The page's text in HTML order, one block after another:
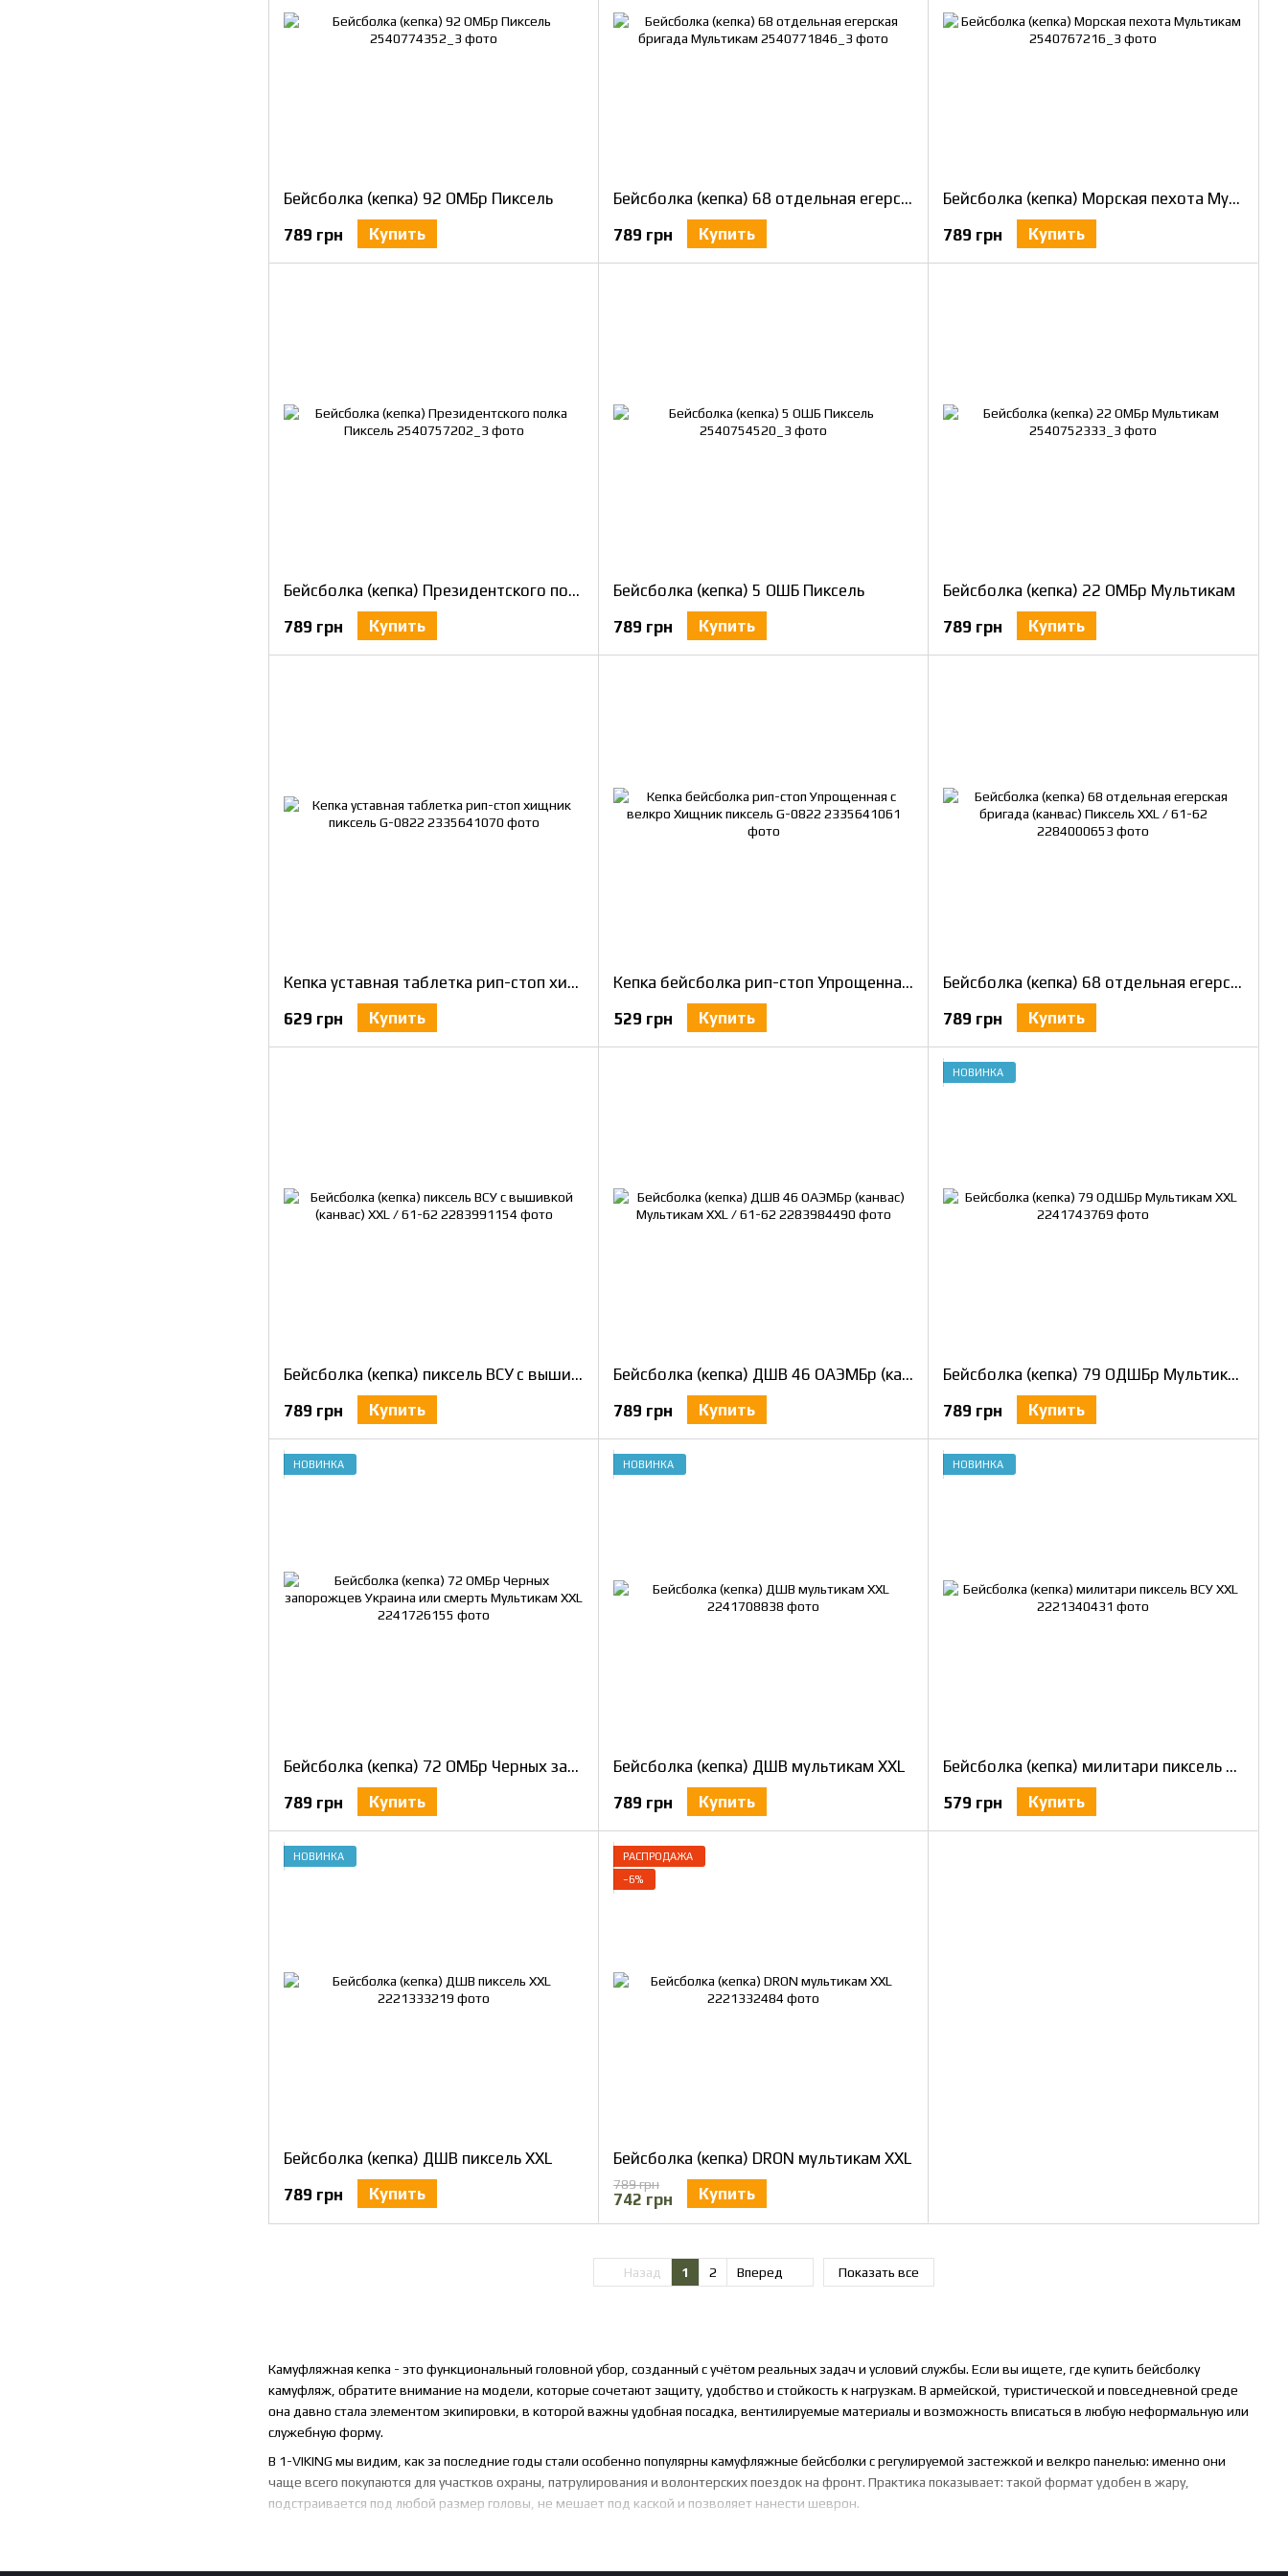
Камуфляжная кепка - это функциональный головной убор, созданный с учётом реальных задач и условий службы. Если вы ищете, где купить бейсболку
камуфляж, обратите внимание на модели, которые сочетают защиту, удобство и стойкость к нагрузкам. В армейской, туристической и повседневной среде
она давно стала элементом экипировки, в которой важны удобная посадка, вентилируемые материалы и возможность вписаться в любую неформальную или
служебную форму.
В 1-VIKING мы видим, как за последние годы стали особенно популярны камуфляжные бейсболки с регулируемой застежкой и велкро панелью: именно они
чаще всего покупаются для участков охраны, патрулирования и волонтерских поездок на фронт. Практика показывает: такой формат удобен в жару,
подстраивается под любой размер головы, не мешает под каской и позволяет нанести шеврон.
Не каждая кепка в зелёно-коричневых тонах - камуфляжная. Хаки, койот и олива - это однотонные расцветки, подходящие для униформы. Камуфляж - это
Бейсболка (кепка) 92 ОМБр Пиксель
789 грн
Купить
Бейсболка (кепка) 68 отдельная егерская бригада Мультикам
789 грн
Купить
Бейсболка (кепка) Морская пехота Мультикам
789 грн
Купить
Бейсболка (кепка) Президентского полка Пиксель
789 грн
Купить
Бейсболка (кепка) 5 ОШБ Пиксель
789 грн
Купить
Бейсболка (кепка) 22 ОМБр Мультикам
789 грн
Купить
Кепка уставная таблетка рип-стоп хищник пиксель G-0822
629 грн
Купить
Кепка бейсболка рип-стоп Упрощенная с велкро Хищник пиксель G-0822
529 грн
Купить
Бейсболка (кепка) 68 отдельная егерская бригада (канвас) Пиксель XXL / 61-62
789 грн
Купить
Бейсболка (кепка) пиксель ВСУ с вышивкой (канвас) XXL / 61-62
789 грн
Купить
Бейсболка (кепка) ДШВ 46 ОАЭМБр (канвас) Мультикам XXL / 61-62
789 грн
Купить
НОВИНКА
Бейсболка (кепка) 79 ОДШБр Мультикам XXL
789 грн
Купить
НОВИНКА
Бейсболка (кепка) 72 ОМБр Черных запорожцев Украина или смерть Мультикам XXL
789 грн
Купить
НОВИНКА
Бейсболка (кепка) ДШВ мультикам XXL
789 грн
Купить
НОВИНКА
Бейсболка (кепка) милитари пиксель ВСУ XXL
579 грн
Купить
НОВИНКА
Бейсболка (кепка) ДШВ пиксель XXL
789 грн
Купить
РАСПРОДАЖА
−6%
Бейсболка (кепка) DRON мультикам XXL
789 грн
742 грн Купить
Назад 1 2 Вперед Показать все